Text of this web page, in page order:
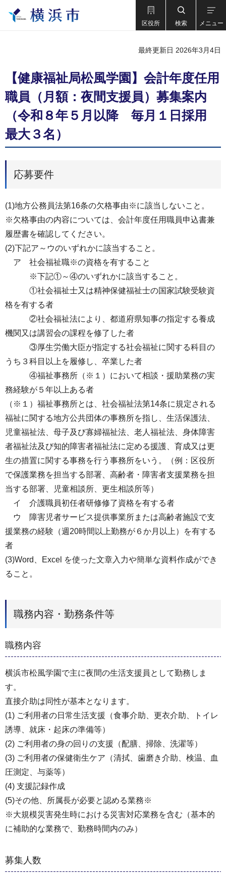
区役所 検索 メニュー
最終更新日 2026年3月4日
【健康福祉局松風学園】会計年度任用
職員（月額：夜間支援員）募集案内
（令和８年５月以降 毎月１日採用
最大３名）
応募要件
(1)地方公務員法第16条の欠格事由※に該当しないこと。
※欠格事由の内容については、会計年度任用職員申込書兼
履歴書を確認してください。
(2)下記ア～ウのいずれかに該当すること。
ア 社会福祉職※の資格を有すること
※下記①～④のいずれかに該当すること。
①社会福祉士又は精神保健福祉士の国家試験受験資
格を有する者
②社会福祉法により、都道府県知事の指定する養成
機関又は講習会の課程を修了した者
③厚生労働大臣が指定する社会福祉に関する科目の
うち３科目以上を履修し、卒業した者
④福祉事務所（※１）において相談・援助業務の実
務経験が５年以上ある者
（※１）福祉事務所とは、社会福祉法第14条に規定される
福祉に関する地方公共団体の事務所を指し、生活保護法、
児童福祉法、母子及び寡婦福祉法、老人福祉法、身体障害
者福祉法及び知的障害者福祉法に定める援護、育成又は更
生の措置に関する事務を行う事務所をいう。（例：区役所
で保護業務を担当する部署、高齢者・障害者支援業務を担
当する部署、児童相談所、更生相談所等）
イ 介護職員初任者研修修了資格を有する者
ウ 障害児者サービス提供事業所または高齢者施設で支
援業務の経験（週20時間以上勤務が６か月以上）を有する
者
(3)Word、Excel を使った文章入力や簡単な資料作成ができ
ること。
職務内容・勤務条件等
職務内容
横浜市松風学園で主に夜間の生活支援員として勤務しま
す。
直接介助は同性が基本となります。
(1) ご利用者の日常生活支援（食事介助、更衣介助、トイレ
誘導、就床・起床の準備等）
(2) ご利用者の身の回りの支援（配膳、掃除、洗濯等）
(3) ご利用者の保健衛生ケア（清拭、歯磨き介助、検温、血
圧測定、与薬等）
(4) 支援記録作成
(5)その他、所属長が必要と認める業務※
※大規模災害発生時における災害対応業務を含む（基本的
に補助的な業務で、勤務時間内のみ）
募集人数